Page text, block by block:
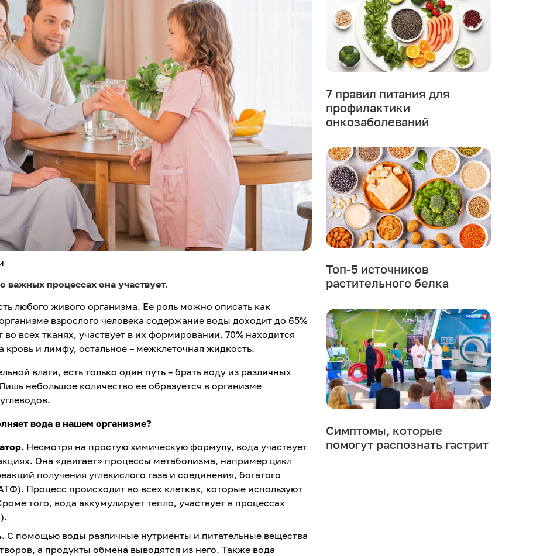
важных процессах она участвует.
любого живого организма. Ее роль можно описать как
взрослого человека содержание воды доходит до 65%
всех тканях, участвует в их формировании. 70% находится
кровь и лимфу, остальное – межклеточная жидкость.
влаги, есть только один путь – брать воду из различных
небольшое количество ее образуется в организме
вода в нашем организме?
. Несмотря на простую химическую формулу, вода участвует
Она «двигает» процессы метаболизма, например цикл
получения углекислого газа и соединения, богатого
Процесс происходит во всех клетках, которые используют
того, вода аккумулирует тепло, участвует в процессах
. С помощью воды различные нутриенты и питательные вещества
а продукты обмена выводятся из него. Также вода
7 правил питания для
профилактики
онкозаболеваний
Топ-5 источников
растительного белка
Симптомы, которые
помогут распознать гастрит